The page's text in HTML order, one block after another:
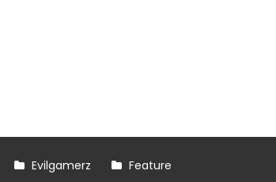
Evilgamerz
Feature